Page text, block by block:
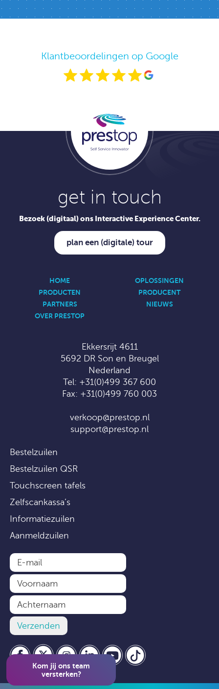
Kom jij ons team
versterken?
Klantbeoordelingen op Google
get in touch
Bezoek (digitaal) ons Interactive Experience Center.
plan een (digitale) tour
HOME
OPLOSSINGEN
PRODUCTEN
PRODUCENT
PARTNERS
NIEUWS
OVER PRESTOP
Ekkersrijt 4611
5692 DR Son en Breugel
Nederland
Tel: +31(0)499 367 600
Fax: +31(0)499 760 003
verkoop@prestop.nl
support@prestop.nl
Bestelzuilen
Bestelzuilen QSR
Touchscreen tafels
Zelfscankassa’s
Informatiezuilen
Aanmeldzuilen